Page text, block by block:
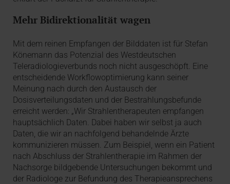
Mehr Bidirektionalität wagen
Mit dem reinen Empfangen der Bild­daten ist für Stefan
Könemann das Potenzial des Westdeutschen
Teleradiologieverbunds noch nicht ausgeschöpft. Eine
entscheidende Workflowoptimierung kann seiner
Meinung nach durch den Austausch der
Dosisverteilungsdaten und der Bestrahlungsbefunde
erreicht werden: „Wir Strahlentherapeuten empfangen
hauptsächlich Daten. Dabei haben wir selbst ja auch
Daten, die wir an nachfolgend behandelnde Ärzte
kommunizieren müssen. Zum Beispiel, wenn ein Patient
nach Abschluss der Strahlentherapie im Rahmen der
Nachsorge bildgebende Untersuchungen bekommt und
der Radiologe zur Befundung des Therapieansprechens